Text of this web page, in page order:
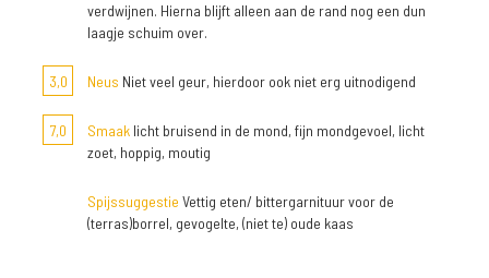
verdwijnen. Hierna blijft alleen aan de rand nog een dun
laagje schuim over.
3,0 Neus Niet veel geur, hierdoor ook niet erg uitnodigend
7,0 Smaak licht bruisend in de mond, fijn mondgevoel, licht
zoet, hoppig, moutig
Spijssuggestie Vettig eten/ bittergarnituur voor de
(terras)borrel, gevogelte, (niet te) oude kaas